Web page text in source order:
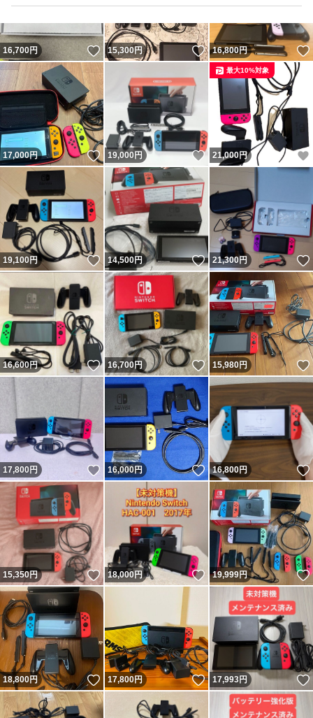
16,700円 いいね！
15,300円 いいね！
16,800円
17,000円 いいね！
19,000円 いいね！
21,000円
最大10%対象
19,100円 いいね！
14,500円 いいね！
21,300円
16,600円 いいね！
16,700円 いいね！
15,980円
17,800円 いいね！
16,000円 いいね！
16,800円
15,350円 いいね！
18,000円 いいね！
19,999円
18,800円 いいね！
17,800円 いいね！
17,993円